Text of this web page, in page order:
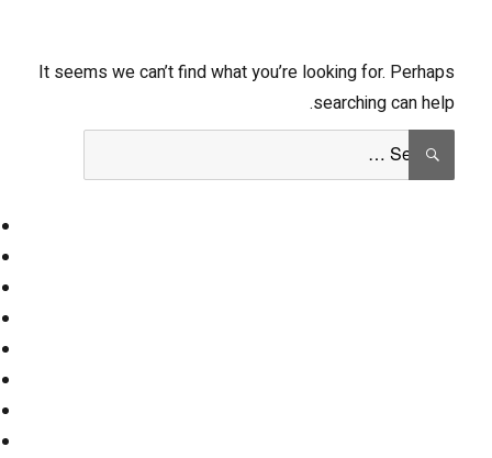
It seems we can’t find what you’re looking for. Perhaps
searching can help.
Search
for:
SEARCH